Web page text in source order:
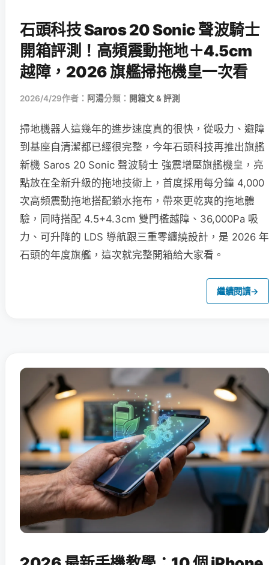
石頭科技 Saros 20 Sonic 聲波騎士
開箱評測！高頻震動拖地＋4.5cm
越障，2026 旗艦掃拖機皇一次看
2026/4/29作者： 阿湯分類： 開箱文 & 評測
掃地機器人這幾年的進步速度真的很快，從吸力、避障
到基座自清潔都已經很完整，今年石頭科技再推出旗艦
新機 Saros 20 Sonic 聲波騎士 強震增壓旗艦機皇，亮
點放在全新升級的拖地技術上，首度採用每分鐘 4,000
次高頻震動拖地搭配鎖水拖布，帶來更乾爽的拖地體
驗，同時搭配 4.5+4.3cm 雙門檻越障、36,000Pa 吸
力、可升降的 LDS 導航跟三重零纏繞設計，是 2026 年
石頭的年度旗艦，這次就完整開箱給大家看。
繼續閱讀→